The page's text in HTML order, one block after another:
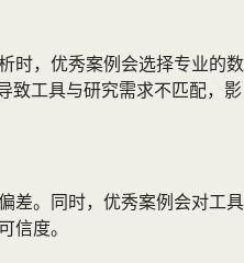
时，优秀案例会选择专业的数
致工具与研究需求不匹配，影
差。同时，优秀案例会对工具
信度。